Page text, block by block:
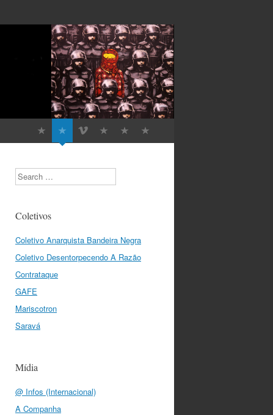
Search
Coletivos
Coletivo Anarquista Bandeira Negra
Coletivo Desentorpecendo A Razão
Contrataque
GAFE
Mariscotron
Saravá
Mídia
@ Infos (Internacional)
A Companha